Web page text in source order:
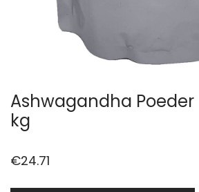
Ashwagandha Poeder
kg
€24.71